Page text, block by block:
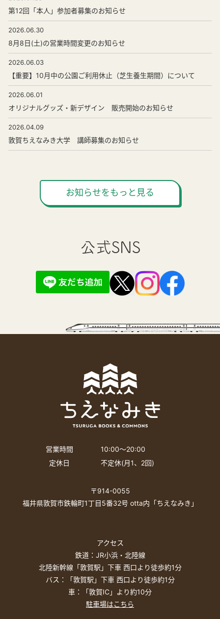
第12回「本人」参加者募集のお知らせ
2026.06.30
8月8日(土)の営業時間変更のお知らせ
2026.06.03
【重要】10月中の公園ご利用休止（芝生養生期間）について
2026.06.01
オリジナルグッズ・新デザイン 販売開始のお知らせ
2026.04.09
敦賀ちえなみき大学 講師募集のお知らせ
お知らせをもっと見る
公式SNS
営業時間
10:00〜20:00
定休日
不定休(月1、2回)
〒914-0055
福井県敦賀市鉄輪町1丁目5番32号 otta内「ちえなみき」
アクセス
鉄道：JR小浜・北陸線
北陸新幹線「敦賀駅」下車 西口より徒歩約1分
バス：「敦賀駅」下車 西口より徒歩約1分
車：「敦賀IC」より約10分
駐車場はこちら